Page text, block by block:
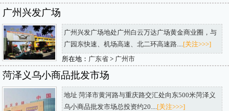
广州兴发广场
广州兴发广场地处广州白云万达广场黄金商业圈，与
广园东快速、机场高速、北二环高速路.... [关注>>>]
所在地： 广东省> 广州市
菏泽义乌小商品批发市场
地址 菏泽市黄河路与重庆路交汇处向东500米菏泽义
乌小商品批发市场总投资约20.... [关注>>>]